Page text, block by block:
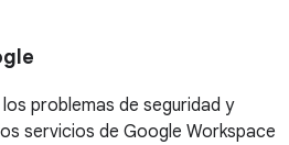
problemas de seguridad y
servicios de Google Workspace